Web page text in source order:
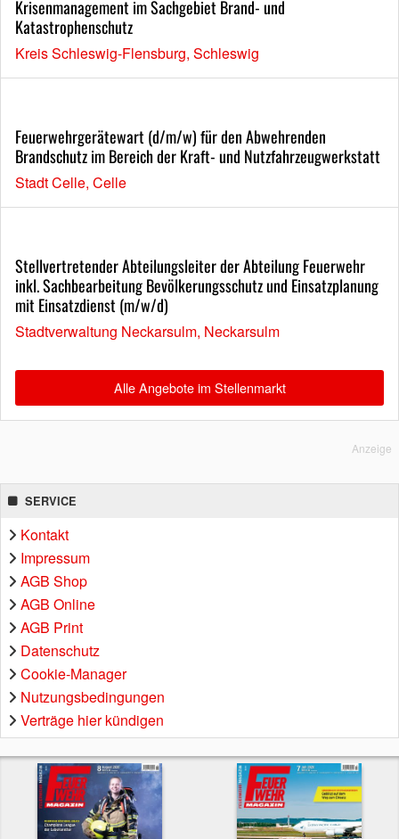
Krisenmanagement im Sachgebiet Brand- und
Katastrophenschutz
Kreis Schleswig-Flensburg, Schleswig
Feuerwehrgerätewart (d/m/w) für den Abwehrenden
Brandschutz im Bereich der Kraft- und Nutzfahrzeugwerkstatt
Stadt Celle, Celle
Stellvertretender Abteilungsleiter der Abteilung Feuerwehr
inkl. Sachbearbeitung Bevölkerungsschutz und Einsatzplanung
mit Einsatzdienst (m/w/d)
Stadtverwaltung Neckarsulm, Neckarsulm
Alle Angebote im Stellenmarkt
Anzeige
SERVICE
Kontakt
Impressum
AGB Shop
AGB Online
AGB Print
Datenschutz
Cookie-Manager
Nutzungsbedingungen
Verträge hier kündigen